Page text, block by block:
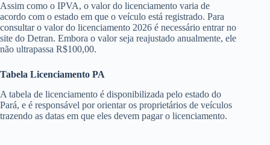
Assim como o IPVA, o valor do licenciamento varia de
acordo com o estado em que o veículo está registrado. Para
consultar o valor do licenciamento 2026 é necessário entrar no
site do Detran. Embora o valor seja reajustado anualmente, ele
não ultrapassa R$100,00.
Tabela Licenciamento PA
A tabela de licenciamento é disponibilizada pelo estado do
Pará, e é responsável por orientar os proprietários de veículos
trazendo as datas em que eles devem pagar o licenciamento.